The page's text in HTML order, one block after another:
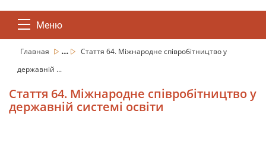
Меню
Главная ...
Стаття 64. Міжнародне співробітництво у
державній ...
Стаття 64. Міжнародне співробітництво у
державній системі освіти